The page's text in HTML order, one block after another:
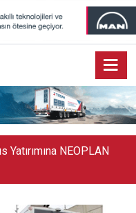
SUV Modeli Oldu